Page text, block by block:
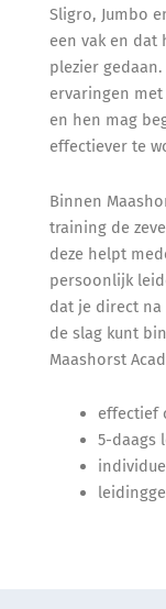
Sligro, Jumbo
een vak en dat
plezier
ervaringen
en hen mag
effectiever te
Binnen
training de
deze helpt
persoonlijk
dat je direct
de slag kunt
Maashorst
effectief
5-daags